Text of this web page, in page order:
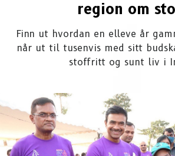
region om
Finn ut hvordan en elleve år
når ut til tusenvis med sitt
stoffritt og sunt liv i